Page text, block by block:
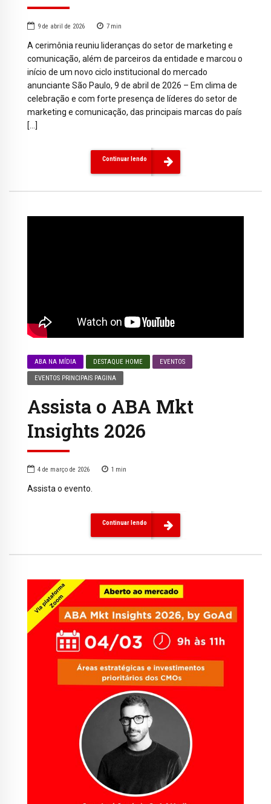
9 de abril de 2026 7 min
A cerimônia reuniu lideranças do setor de marketing e
comunicação, além de parceiros da entidade e marcou o
início de um novo ciclo institucional do mercado
anunciante São Paulo, 9 de abril de 2026 – Em clima de
celebração e com forte presença de líderes do setor de
marketing e comunicação, das principais marcas do país
[…]
Continuar lendo
ABA NA MÍDIA DESTAQUE HOME EVENTOS
EVENTOS PRINCIPAIS PAGINA
Assista o ABA Mkt
Insights 2026
4 de março de 2026 1 min
Assista o evento.
Continuar lendo